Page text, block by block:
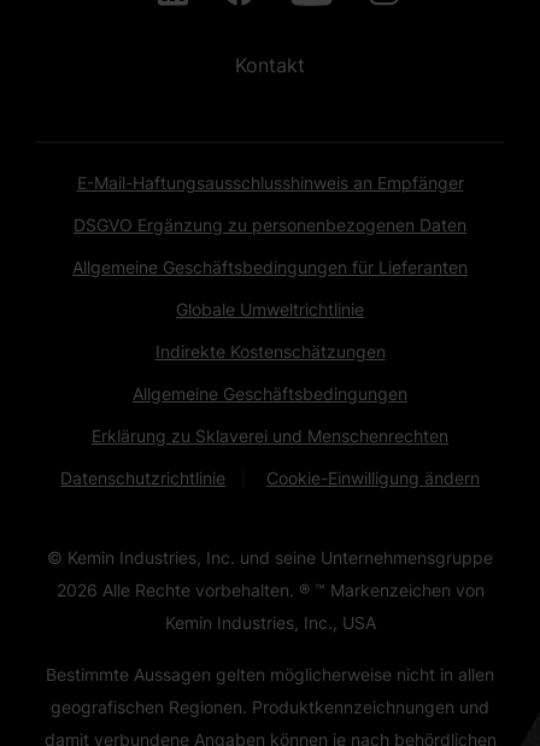
Kontakt
E-Mail-Haftungsausschlusshinweis an Empfänger
DSGVO Ergänzung zu personenbezogenen Daten
Allgemeine Geschäftsbedingungen für Lieferanten
Globale Umweltrichtlinie
Indirekte Kostenschätzungen
Allgemeine Geschäftsbedingungen
Erklärung zu Sklaverei und Menschenrechten
Datenschutzrichtlinie Cookie-Einwilligung ändern
© Kemin Industries, Inc. und seine Unternehmensgruppe
2026 Alle Rechte vorbehalten. ® ™ Markenzeichen von
Kemin Industries, Inc., USA
Bestimmte Aussagen gelten möglicherweise nicht in allen
geografischen Regionen. Produktkennzeichnungen und
damit verbundene Angaben können je nach behördlichen